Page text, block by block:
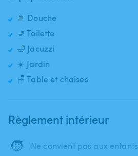
🚿 Douche
🚽 Toilette
🛁 Jacuzzi
☀️ Jardin
🪑 Table et chaises
Règlement intérieur
🧒 Ne convient pas aux enfants